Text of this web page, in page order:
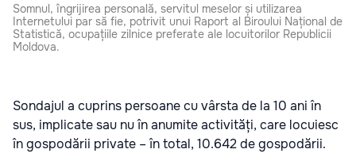
Somnul, îngrijirea personală, servitul meselor și utilizarea
Internetului par să fie, potrivit unui Raport al Biroului Național de
Statistică, ocupațiile zilnice preferate ale locuitorilor Republicii
Moldova.
Sondajul a cuprins persoane cu vârsta de la 10 ani în
sus, implicate sau nu în anumite activități, care locuiesc
în gospodării private – în total, 10.642 de gospodării.